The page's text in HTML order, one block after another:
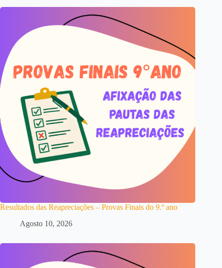
Resultados das Reapreciações – Provas Finais do 9.º ano
Agosto 10, 2026